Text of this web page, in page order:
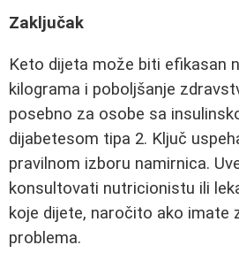
Zaključak
Keto dijeta može biti efikasan
kilograma i poboljšanje
posebno za osobe sa
dijabetesom tipa 2. Ključ
pravilnom izboru namirnica.
konsultovati nutricionistu ili
koje dijete, naročito ako imate
problema.